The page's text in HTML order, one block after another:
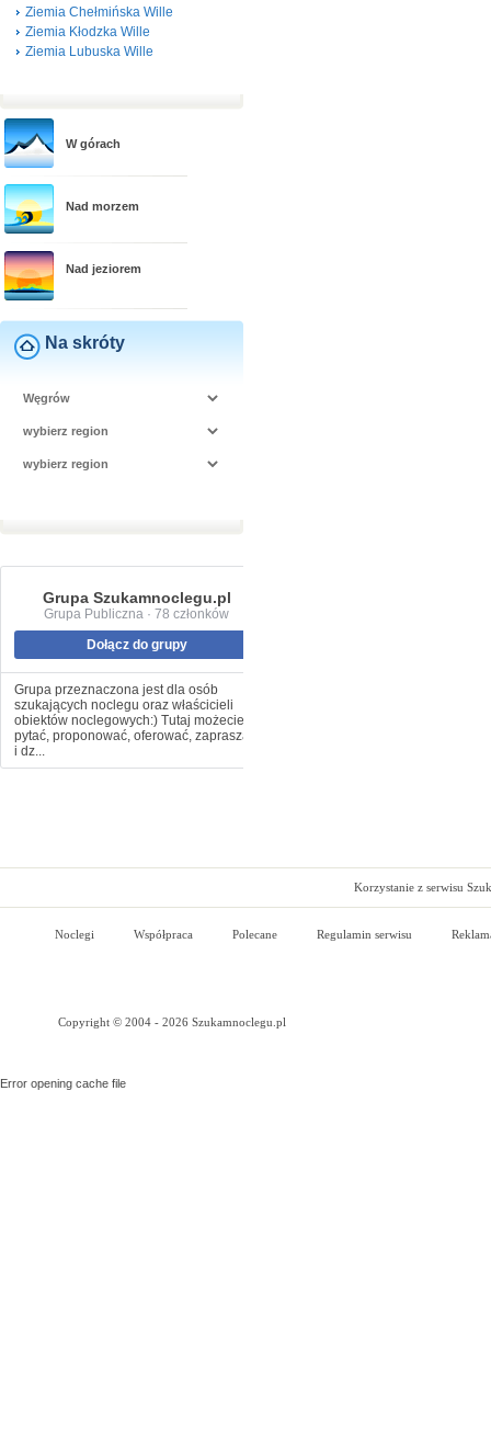
Ziemia Chełmińska Wille
Ziemia Kłodzka Wille
Ziemia Lubuska Wille
W górach
Nad morzem
Nad jeziorem
Na skróty
Grupa Szukamnoclegu.pl
Grupa Publiczna · 78 członków
Dołącz do grupy
Grupa przeznaczona jest dla osób
szukających noclegu oraz właścicieli
obiektów noclegowych:) Tutaj możecie
pytać, proponować, oferować, zapraszać
i dz...
Korzystanie z serwisu
Noclegi Współpraca Polecane Regulamin serwisu
Copyright © 2004 - 2026 Szukamnoclegu.pl
Error opening cache file